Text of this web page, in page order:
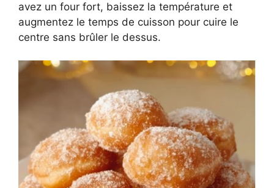
avez un four fort, baissez la température et
augmentez le temps de cuisson pour cuire le
centre sans brûler le dessus.